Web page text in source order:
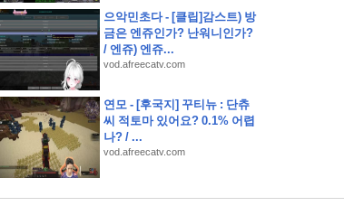
으악민초다 - [클립]감스트) 방
금은 엔쥬인가? 난워니인가?
/ 엔쥬) 엔쥬...
vod.afreecatv.com
연모 - [후국지] 꾸티뉴 : 단츄
씨 적토마 있어요? 0.1% 어렵
나? / ...
vod.afreecatv.com